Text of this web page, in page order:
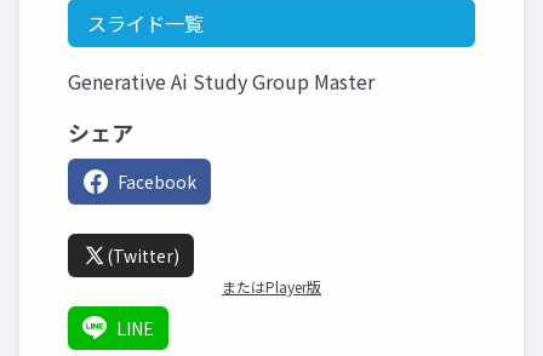
スライド一覧
Generative Ai Study Group Master
シェア
Facebook
(Twitter)
またはPlayer版
LINE